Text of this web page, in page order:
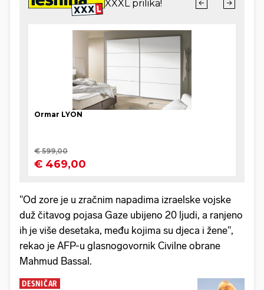
"Od zore je u zračnim napadima izraelske vojske
duž čitavog pojasa Gaze ubijeno 20 ljudi, a ranjeno
ih je više desetaka, među kojima su djeca i žene",
rekao je AFP-u glasnogovornik Civilne obrane
Mahmud Bassal.
DESNIČAR